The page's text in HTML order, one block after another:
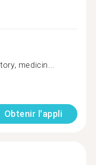
medicin...
Obtenir l'appli